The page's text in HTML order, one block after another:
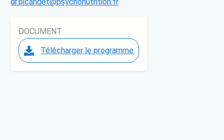
dr.picandet@psychonutrition.fr
DOCUMENT
Télécharger le programme